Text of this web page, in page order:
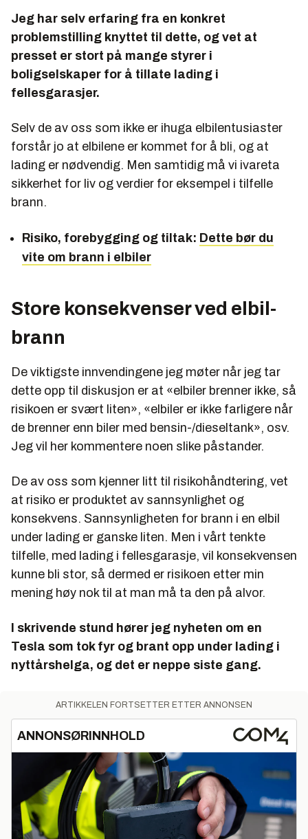
Jeg har selv erfaring fra en konkret
problemstilling knyttet til dette, og vet at
presset er stort på mange styrer i
boligselskaper for å tillate lading i
fellesgarasjer.
Selv de av oss som ikke er ihuga elbilentusiaster
forstår jo at elbilene er kommet for å bli, og at
lading er nødvendig. Men samtidig må vi ivareta
sikkerhet for liv og verdier for eksempel i tilfelle
brann.
Risiko, forebygging og tiltak: Dette bør du
vite om brann i elbiler
Store konsekvenser ved elbil-
brann
De viktigste innvendingene jeg møter når jeg tar
dette opp til diskusjon er at «elbiler brenner ikke, så
risikoen er svært liten», «elbiler er ikke farligere når
de brenner enn biler med bensin-/dieseltank», osv.
Jeg vil her kommentere noen slike påstander.
De av oss som kjenner litt til risikohåndtering, vet
at risiko er produktet av sannsynlighet og
konsekvens. Sannsynligheten for brann i en elbil
under lading er ganske liten. Men i vårt tenkte
tilfelle, med lading i fellesgarasje, vil konsekvensen
kunne bli stor, så dermed er risikoen etter min
mening høy nok til at man må ta den på alvor.
I skrivende stund hører jeg nyheten om en
Tesla som tok fyr og brant opp under lading i
nyttårshelga, og det er neppe siste gang.
ARTIKKELEN FORTSETTER ETTER ANNONSEN
ANNONSØRINNHOLD